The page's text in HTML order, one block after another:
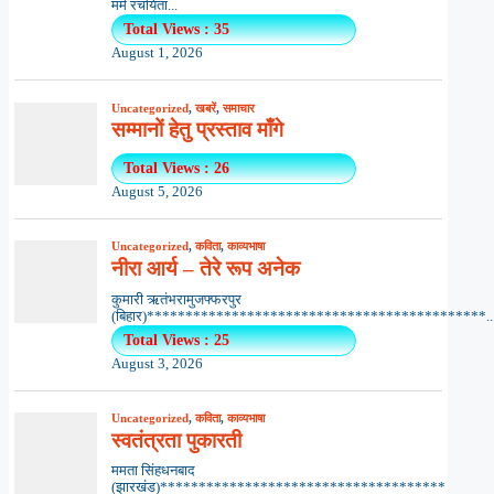
मर्म रचयिता...
Total Views : 35
August 1, 2026
Uncategorized,खबरें,समाचार
सम्मानों हेतु प्रस्ताव माँगे
Total Views : 26
August 5, 2026
Uncategorized,कविता,काव्यभाषा
नीरा आर्य – तेरे रूप अनेक
कुमारी ऋतंभरामुजफ्फरपुर
Total Views : 25
August 3, 2026
Uncategorized,कविता,काव्यभाषा
स्वतंत्रता पुकारती
ममता सिंहधनबाद
(झारखंड)*************************************